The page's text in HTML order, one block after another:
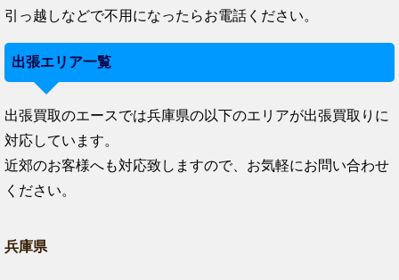
引っ越しなどで不用になったらお電話ください。
出張エリア一覧
出張買取のエースでは兵庫県の以下のエリアが出張買取りに
対応しています。
近郊のお客様へも対応致しますので、お気軽にお問い合わせ
ください。
兵庫県